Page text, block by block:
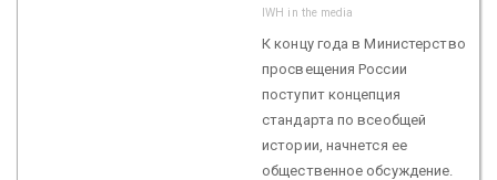
IWH in the media
К концу года в Министерство
просвещения России
поступит концепция
стандарта по всеобщей
истории, начнется ее
общественное обсуждение.